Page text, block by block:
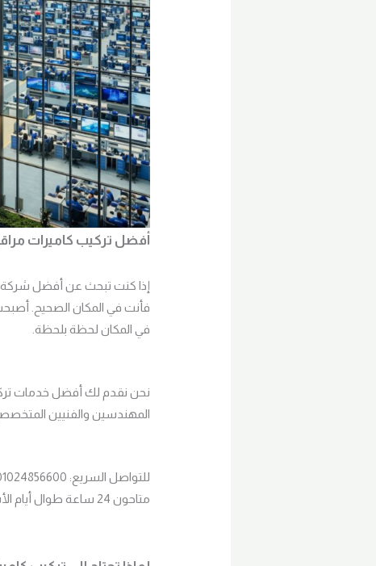
أفضل تركيب كاميرات
إذا كنت تبحث عن أفضل شركة
فأنت في المكان الصحيح.
في المكان لحظة بلحظة.
نحن نقدم لك أفضل خدمات
المهندسين والفنيين
للتواصل السريع: 01024856600
متاحون 24 ساعة طوال أيام الأسبوع